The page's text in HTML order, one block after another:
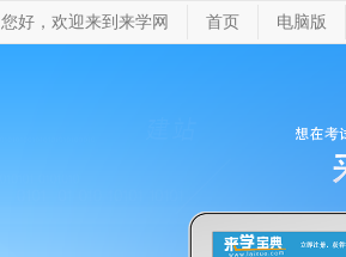
您好，欢迎来到来学网 首页 电脑版